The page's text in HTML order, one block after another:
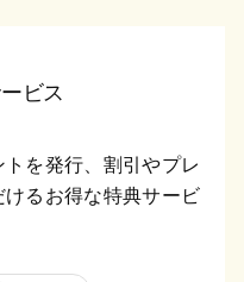
ビス
を発行、割引やプレ
るお得な特典サービ